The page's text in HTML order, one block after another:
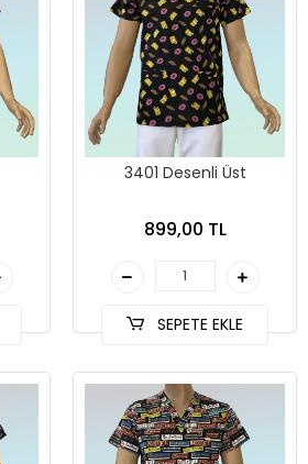
3401 Desenli Üst
899,00 TL
SEPETE EKLE